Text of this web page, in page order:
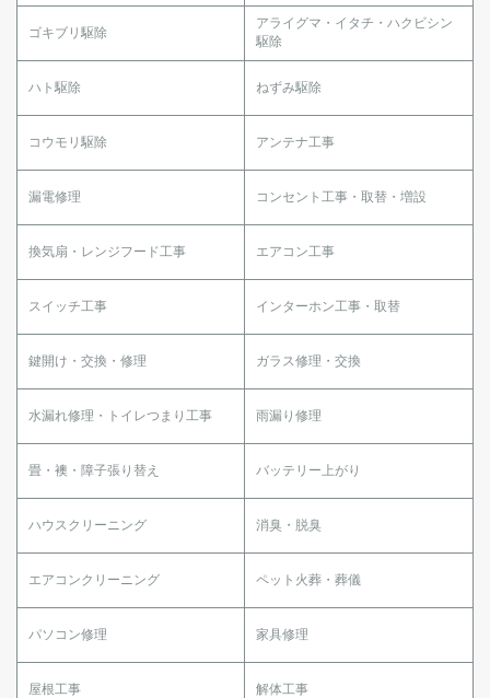
ゴキブリ駆除
アライグマ・イタチ・ハクビシン
駆除
ハト駆除 ねずみ駆除
コウモリ駆除 アンテナ工事
漏電修理 コンセント工事・取替・増設
換気扇・レンジフード工事 エアコン工事
スイッチ工事 インターホン工事・取替
鍵開け・交換・修理 ガラス修理・交換
水漏れ修理・トイレつまり工事 雨漏り修理
畳・襖・障子張り替え バッテリー上がり
ハウスクリーニング 消臭・脱臭
エアコンクリーニング ペット火葬・葬儀
パソコン修理 家具修理
屋根工事 解体工事